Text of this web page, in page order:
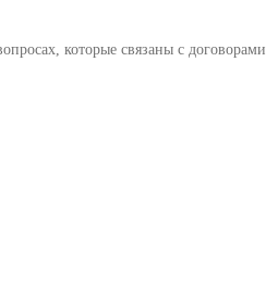
которые связаны с договорами